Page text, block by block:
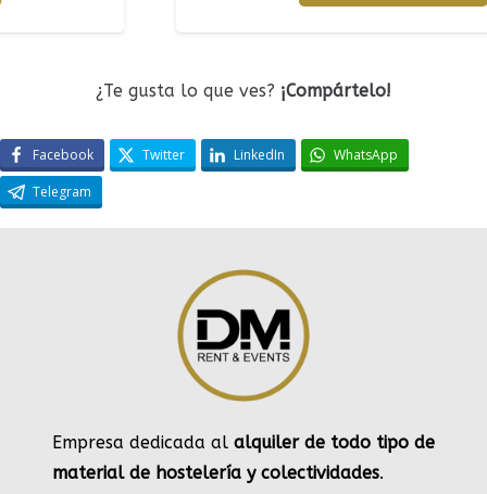
¿Te gusta lo que ves? ¡Compártelo!
Facebook Twitter LinkedIn
WhatsApp
Telegram
Empresa dedicada al alquiler de todo tipo de
material de hostelería y colectividades.